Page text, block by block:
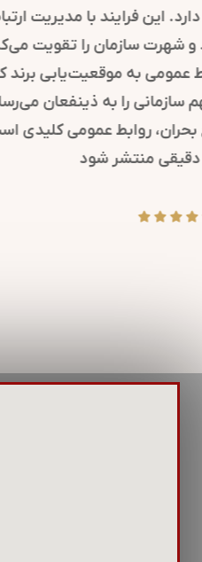
حفظ تصویر مثبت دارد. این
اطلاع‌رسانی، اعتماد و
استراتژی‌های روابط عمومی
کرده و پیام‌های مهم
همچنین، در مواقع بحران،
پیام‌های شفاف و دقیقی منتشر شود.